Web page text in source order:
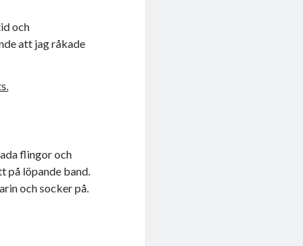
och
att jag råkade
flingor och
på löpande band.
och socker på.